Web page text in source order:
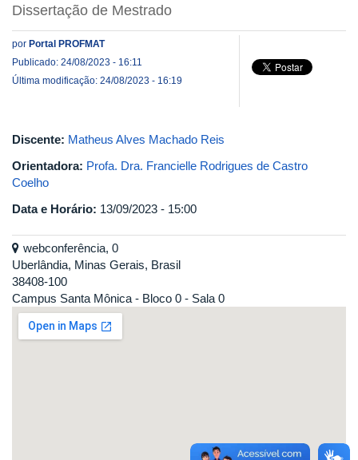
Dissertação de Mestrado
por Portal PROFMAT
Publicado: 24/08/2023 - 16:11
Última modificação: 24/08/2023 - 16:19
Discente: Matheus Alves Machado Reis
Orientadora: Profa. Dra. Francielle Rodrigues de Castro
Coelho
Data e Horário: 13/09/2023 - 15:00
webconferência, 0
Uberlândia, Minas Gerais, Brasil
38408-100
Campus Santa Mônica - Bloco 0 - Sala 0